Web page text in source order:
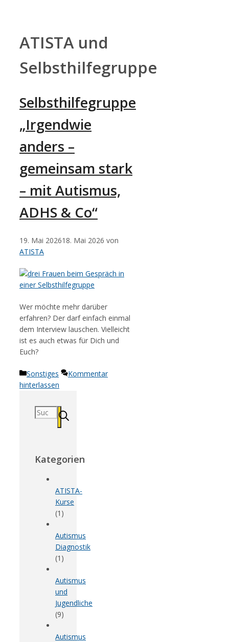
ATISTA und
Selbsthilfegruppe
Selbsthilfegruppe
„Irgendwie
anders –
gemeinsam stark
– mit Autismus,
ADHS & Co“
19. Mai 202618. Mai 2026 von
ATISTA
Wer möchte mehr darüber
erfahren? Der darf einfach einmal
dem Interview lauschen. Vielleicht
ist es auch etwas für Dich und
Euch?
Kategorien
Sonstiges
Kommentar
hinterlassen
Suchen
nach:
Kategorien
ATISTA-
Kurse
(1)
Autismus
Diagnostik
(1)
Autismus
und
Jugendliche
(9)
Autismus